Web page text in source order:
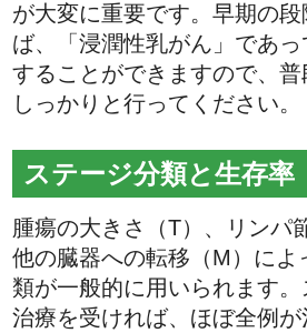
が大変に重要です。早期の
ば、「浸潤性乳がん」であ
することができますので、
しっかりと行ってください。
ステージ分類と生存率
腫瘍の大きさ（T）、リンパ
他の臓器への転移（M）によ
類が一般的に用いられます
治療を受ければ、ほぼ全例